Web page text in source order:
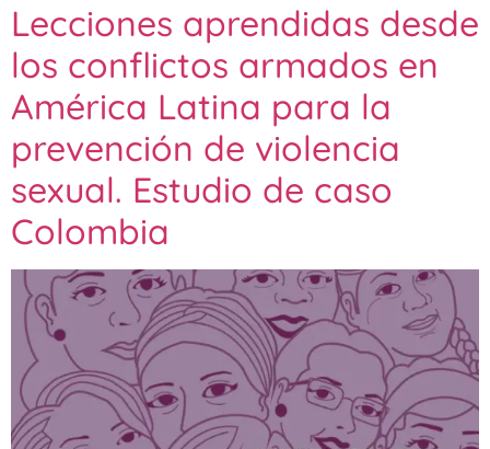
Lecciones aprendidas desde
los conflictos armados en
América Latina para la
prevención de violencia
sexual. Estudio de caso
Colombia